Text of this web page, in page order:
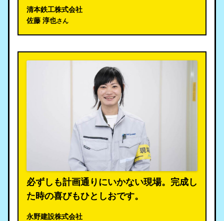
清本鉄工株式会社
佐藤 淳也さん
必ずしも計画通りにいかない現場。完成し
た時の喜びもひとしおです。
永野建設株式会社